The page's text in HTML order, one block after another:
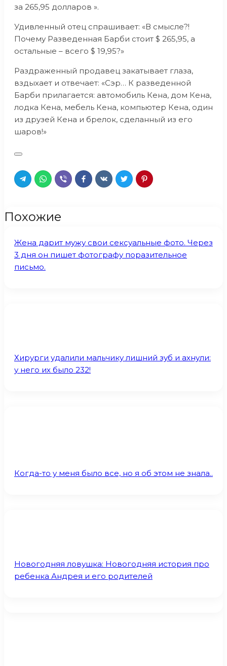
за 265,95 долларов ».
Удивленный отец спрашивает: «В смысле?!
Почему Разведенная Барби стоит $ 265,95, а
остальные – всего $ 19,95?»
Раздраженный продавец закатывает глаза,
вздыхает и отвечает: «Сэр… К разведенной
Барби прилагается: автомобиль Кена, дом Кена,
лодка Кена, мебель Кена, компьютер Кена, один
из друзей Кена и брелок, сделанный из его
шаров!»
Похожие
Жена дарит мужу свои сексуальные фото. Через
3 дня он пишет фотографу поразительное
письмо.
Хирурги удалили мальчику лишний зуб и ахнули:
у него их было 232!
Когда-то у меня было все, но я об этом не знала..
Новогодняя ловушка: Новогодняя история про
ребенка Андрея и его родителей